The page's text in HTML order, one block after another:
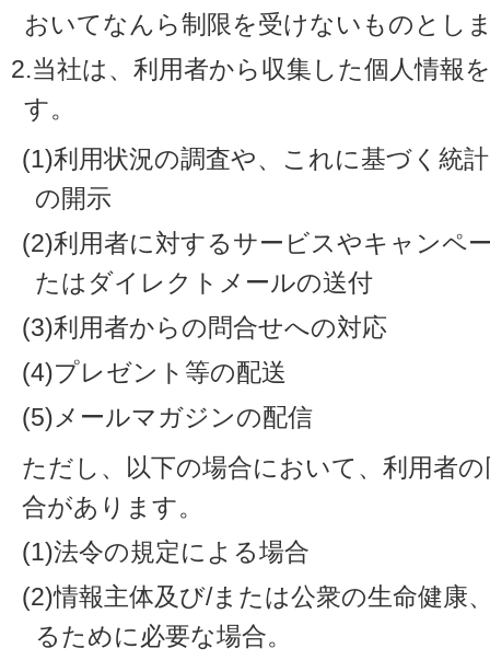
おいてなんら制限を受けないものとし
2.当社は、利用者から収集した個人情報
す。
(1)利用状況の調査や、これに基づく統
の開示
(2)利用者に対するサービスやキャンペ
たはダイレクトメールの送付
(3)利用者からの問合せへの対応
(4)プレゼント等の配送
(5)メールマガジンの配信
ただし、以下の場合において、利用者
合があります。
(1)法令の規定による場合
(2)情報主体及び/または公衆の生命健康
るために必要な場合。